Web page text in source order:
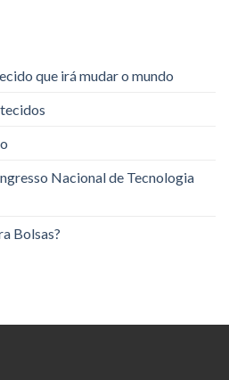
que irá mudar o mundo
Nacional de Tecnologia
Bolsas?